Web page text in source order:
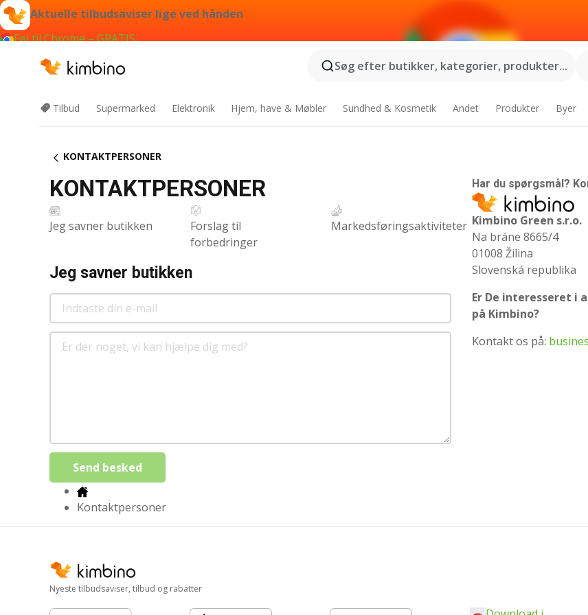
Aktuelle tilbudsaviser lige ved hånden
Føj til Chrome – GRATIS
Søg efter butikker, kategorier, produkter...
Tilbud Supermarked Elektronik Hjem, have & Møbler Sundhed & Kosmetik Andet Produkter Byer
KONTAKTPERSONER
KONTAKTPERSONER
H2
Jeg savner butikken
Forslag til
forbedringer
Markedsføringsaktiviteter
Jeg savner butikken
Indtaste
din
e-
Er
der
noget,
Send besked
Har du spørgsmål?
Kimbino Green s.r.o.
Na bráne 8665/4
01008 Žilina
Slovenská republika
Er De interesseret i
på Kimbino?
Kontakt os på:
Kontaktpersoner
Nyeste tilbudsaviser, tilbud og rabatter